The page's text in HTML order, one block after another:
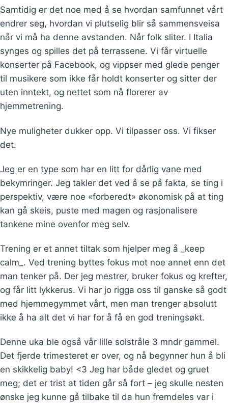
Samtidig er det noe med å se hvordan samfunnet vårt
endrer seg, hvordan vi plutselig blir så sammensveisa
når vi må ha denne avstanden. Når folk sliter. I Italia
synges og spilles det på terrassene. Vi får virtuelle
konserter på Facebook, og vippser med glede penger
til musikere som ikke får holdt konserter og sitter der
uten inntekt, og nettet som nå florerer av
hjemmetrening.
Nye muligheter dukker opp. Vi tilpasser oss. Vi fikser
det.
Jeg er en type som har en litt for dårlig vane med
bekymringer. Jeg takler det ved å se på fakta, se ting i
perspektiv, være noe «forberedt» økonomisk på at ting
kan gå skeis, puste med magen og rasjonalisere
tankene mine ovenfor meg selv.
Trening er et annet tiltak som hjelper meg å _keep
calm_. Ved trening byttes fokus mot noe annet enn det
man tenker på. Der jeg mestrer, bruker fokus og krefter,
og får litt lykkerus. Vi har jo rigga oss til ganske så godt
med hjemmegymmet vårt, men man trenger absolutt
ikke å ha alt det vi har for å få en god treningsøkt.
Denne uka ble også vår lille solstråle 3 mndr gammel.
Det fjerde trimesteret er over, og nå begynner hun å bli
en skikkelig baby! <3 Jeg har både gledet og gruet
meg; det er trist at tiden går så fort – jeg skulle nesten
ønske jeg kunne gå tilbake til da hun fremdeles var i